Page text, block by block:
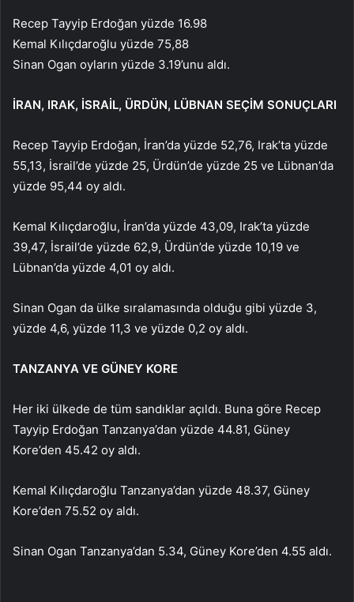
Recep Tayyip Erdoğan yüzde 16.98
Kemal Kılıçdaroğlu yüzde 75,88
Sinan Ogan oyların yüzde 3.19’unu aldı.
İRAN, IRAK, İSRAİL, ÜRDÜN, LÜBNAN SEÇİM SONUÇLARI
Recep Tayyip Erdoğan, İran’da yüzde 52,76, Irak’ta yüzde
55,13, ​​İsrail’de yüzde 25, Ürdün’de yüzde 25 ve Lübnan’da
yüzde 95,44 oy aldı.
Kemal Kılıçdaroğlu, İran’da yüzde 43,09, Irak’ta yüzde
39,47, İsrail’de yüzde 62,9, Ürdün’de yüzde 10,19 ve
Lübnan’da yüzde 4,01 oy aldı.
Sinan Ogan da ülke sıralamasında olduğu gibi yüzde 3,
yüzde 4,6, yüzde 11,3 ve yüzde 0,2 oy aldı.
TANZANYA VE GÜNEY KORE
Her iki ülkede de tüm sandıklar açıldı. Buna göre Recep
Tayyip Erdoğan Tanzanya’dan yüzde 44.81, Güney
Kore’den 45.42 oy aldı.
Kemal Kılıçdaroğlu Tanzanya’dan yüzde 48.37, Güney
Kore’den 75.52 oy aldı.
Sinan Ogan Tanzanya’dan 5.34, Güney Kore’den 4.55 aldı.